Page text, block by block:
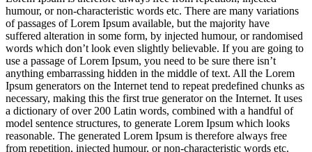
humour, or non-characteristic words etc. There are many variations
of passages of Lorem Ipsum available, but the majority have
suffered alteration in some form, by injected humour, or randomised
words which don’t look even slightly believable. If you are going to
use a passage of Lorem Ipsum, you need to be sure there isn’t
anything embarrassing hidden in the middle of text. All the Lorem
Ipsum generators on the Internet tend to repeat predefined chunks as
necessary, making this the first true generator on the Internet. It uses
a dictionary of over 200 Latin words, combined with a handful of
model sentence structures, to generate Lorem Ipsum which looks
reasonable. The generated Lorem Ipsum is therefore always free
from repetition, injected humour, or non-characteristic words etc.